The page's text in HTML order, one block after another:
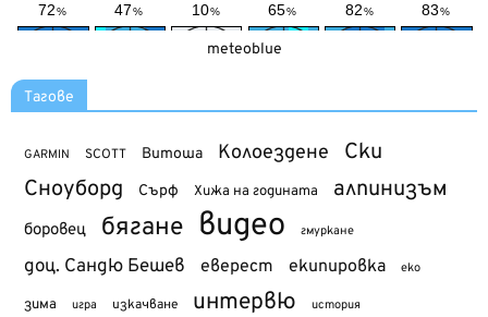
meteoblue
Тагове
GARMIN SCOTT Витоша Колоездене Ски
Сноуборд Сърф Хижа на годината алпинизъм
боровец бягане видео гмуркане
доц. Сандю Бешев еверест екипировка еко
зима игра изкачване интервю история